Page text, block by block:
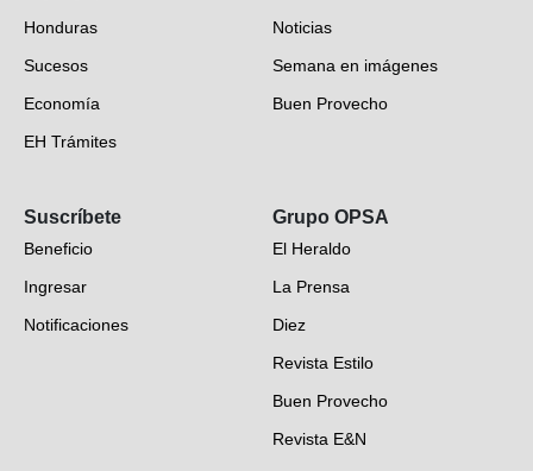
Honduras
Sucesos
Economía
EH Trámites
EH Verifica
Fotogalerías
Deportes
Videos
Noticias
Semana en imágenes
Buen Provecho
Suscríbete
Beneficio
Ingresar
Notificaciones
Grupo OPSA
El Heraldo
La Prensa
Diez
Revista Estilo
Buen Provecho
Revista E&N